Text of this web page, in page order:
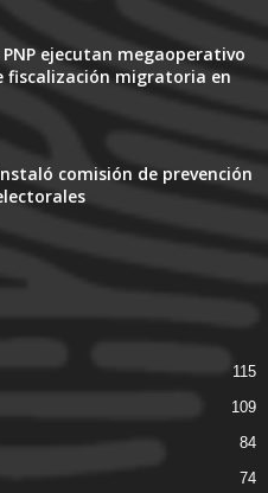
ejecutan megaoperativo
fiscalización migratoria en
comisión de prevención
115
109
84
74